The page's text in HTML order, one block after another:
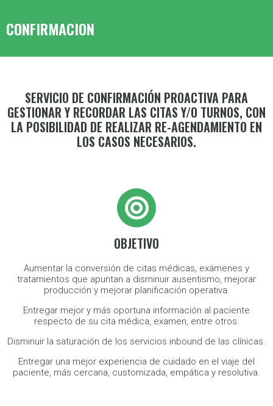
CONFIRMACION
SERVICIO DE CONFIRMACIÓN PROACTIVA PARA
GESTIONAR Y RECORDAR LAS CITAS Y/O TURNOS, CON
LA POSIBILIDAD DE REALIZAR RE-AGENDAMIENTO EN
LOS CASOS NECESARIOS.
OBJETIVO
Aumentar la conversión de citas médicas, exámenes y
tratamientos que apuntan a disminuir ausentismo, mejorar
producción y mejorar planificación operativa.
Entregar mejor y más oportuna información al paciente
respecto de su cita médica, examen, entre otros.
Disminuir la saturación de los servicios inbound de las clínicas.
Entregar una mejor experiencia de cuidado en el viaje del
paciente, más cercana, customizada, empática y resolutiva.